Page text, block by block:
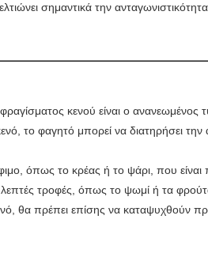
σημαντικά την
κενού είναι ο ανανεωμένος
το φαγητό μπορεί να διατηρήσει
όπως το κρέας ή το ψάρι, που είναι
τροφές, όπως το ψωμί ή τα
θα πρέπει επίσης να καταψυχθούν